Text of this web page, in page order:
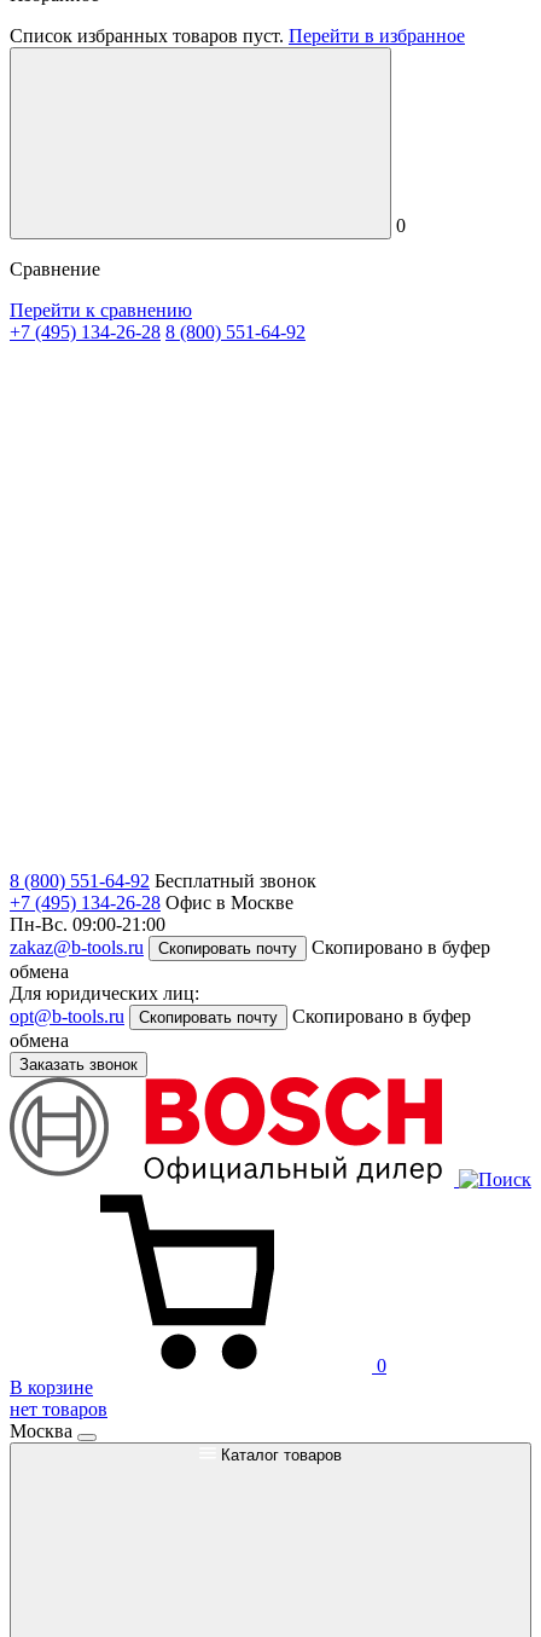
Список избранных товаров пуст. Перейти в избранное
0
Сравнение
Перейти к сравнению
+7 (495) 134-26-28 8 (800) 551-64-92
8 (800) 551-64-92 Бесплатный звонок
+7 (495) 134-26-28 Офис в Москве
Пн-Вс. 09:00-21:00
zakaz@b-tools.ru
Скопировать почту
Скопировано в буфер
обмена
Для юридических лиц:
opt@b-tools.ru
Скопировать почту
Скопировано в буфер
обмена
Заказать звонок
0
В корзине
нет товаров
Москва
Каталог товаров